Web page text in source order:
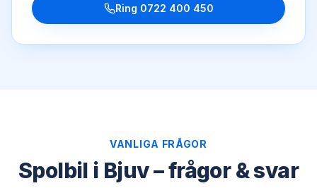
Ring 0722 400 450
VANLIGA FRÅGOR
Spolbil i Bjuv – frågor & svar